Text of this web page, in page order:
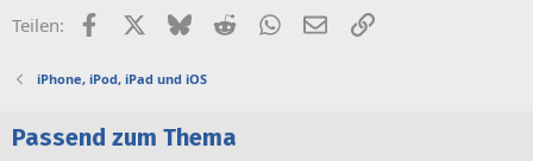
Teilen: FacebookX (Twitter)
BlueskyRedditWhatsApp
E-MailLink
iPhone, iPod, iPad und iOS
Passend zum Thema